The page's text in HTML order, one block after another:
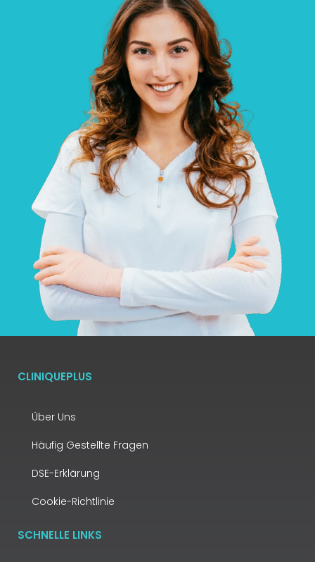
CLINIQUEPLUS
Über Uns
Häufig Gestellte Fragen
DSE-Erklärung
Cookie-Richtlinie
SCHNELLE LINKS